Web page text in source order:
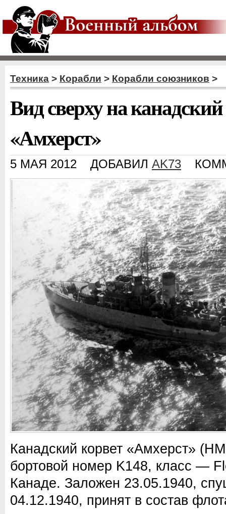
Техника > Корабли > Корабли союзников >
Вид сверху на
«Амхерст»
5 МАЯ 2012 ДОБАВИЛ AK73
Канадский корвет «Амхерст»
бортовой номер K148, класс —
Канаде. Заложен 23.05.1940,
04.12.1940, принят в состав